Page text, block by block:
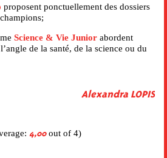
proposent ponctuellement des dossiers
Science & Vie Junior abordent
de la santé, de la science ou du
Alexandra LOPIS
4,00out of 4)